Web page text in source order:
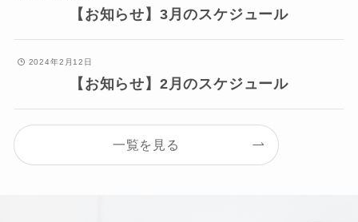
【お知らせ】3月のスケジュール
2024年2月12日
【お知らせ】2月のスケジュール
一覧を見る